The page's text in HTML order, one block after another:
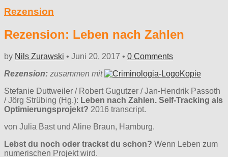
Rezension
Rezension: Leben nach Zahlen
by Nils Zurawski • Juni 20, 2017 • 0 Comments
Rezension: zusammen mit
Stefanie Duttweiler / Robert Gugutzer / Jan-Hendrik Passoth
/ Jörg Strübing (Hg.): Leben nach Zahlen. Self-Tracking als
Optimierungsprojekt? 2016 transcript.
von Julia Bast und Aline Braun, Hamburg.
Lebst du noch oder trackst du schon? Wenn Leben zum
numerischen Projekt wird.